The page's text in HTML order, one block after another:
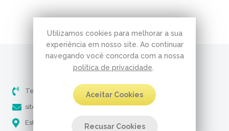
Utilizamos cookies para melhorar a sua
experiência em nosso site. Ao continuar
navegando você concorda com a nossa
política de privacidade
Aceitar Cookies
Recusar Cookies
Telefone (51) 3237-5061
site@pobresservos.org.br
Estrada Aracaju, 650 - Nonoai Porto Alegre - RS